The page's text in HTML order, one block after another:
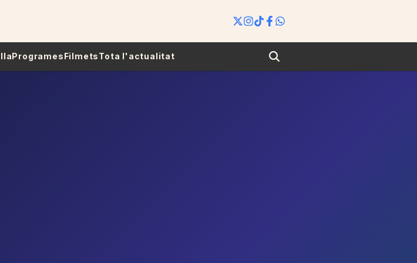
ProgramesFilmetsTota l'actualitat Search